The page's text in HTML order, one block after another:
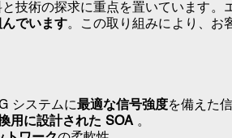
技術の探求に重点を置いています。
でいます。この取り組みにより、お
システムに最適な信号強度を備えた
用に設計された SOA 。